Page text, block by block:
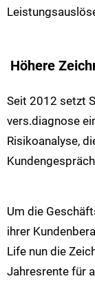
Höhere
Seit 2012 setzt
vers.diagnose
Risikoanalyse,
Um die
ihrer
Life nun die
Jahresrente für